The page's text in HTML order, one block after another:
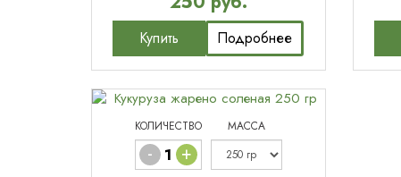
Купить Подробнее
КОЛИЧЕСТВО
- +
МАССА